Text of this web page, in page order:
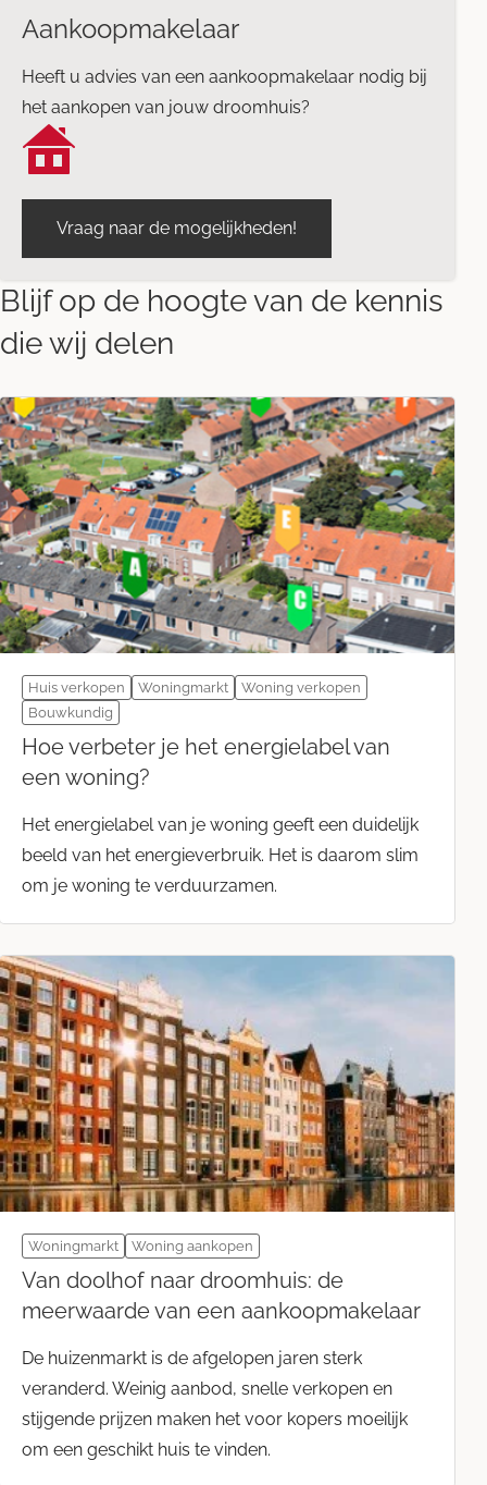
Aankoopmakelaar
Heeft u advies van een aankoopmakelaar nodig bij
het aankopen van jouw droomhuis?
Vraag naar de mogelijkheden!
Blijf op de hoogte van de kennis
die wij delen
Huis verkopen Woningmarkt
Woning verkopen
Bouwkundig
Hoe verbeter je het energielabel van
een woning?
Het energielabel van je woning geeft een duidelijk
beeld van het energieverbruik. Het is daarom slim
om je woning te verduurzamen.
Woningmarkt Woning aankopen
Van doolhof naar droomhuis: de
meerwaarde van een aankoopmakelaar
De huizenmarkt is de afgelopen jaren sterk
veranderd. Weinig aanbod, snelle verkopen en
stijgende prijzen maken het voor kopers moeilijk
om een geschikt huis te vinden.